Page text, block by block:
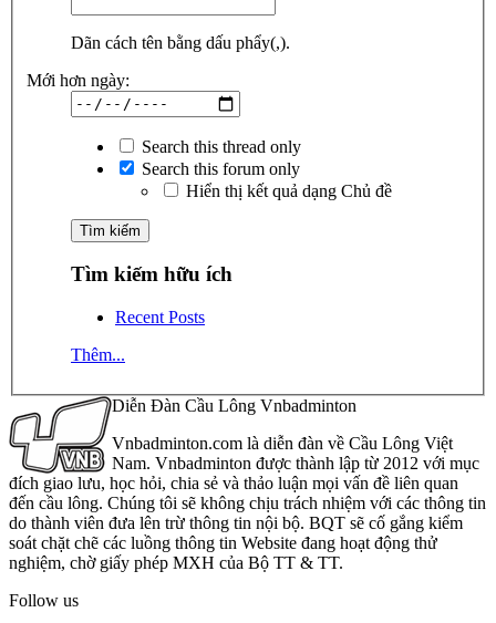
Dãn cách tên bằng dấu phẩy(,).
Mới hơn ngày:
Search this thread only
Search this forum only
Hiển thị kết quả dạng Chủ đề
Tìm kiếm hữu ích
Recent Posts
Thêm...
Diễn Đàn Cầu Lông Vnbadminton
Vnbadminton.com là diễn đàn về Cầu Lông Việt
Nam. Vnbadminton được thành lập từ 2012 với mục
đích giao lưu, học hỏi, chia sẻ và thảo luận mọi vấn đề liên quan
đến cầu lông. Chúng tôi sẽ không chịu trách nhiệm với các thông tin
do thành viên đưa lên trừ thông tin nội bộ. BQT sẽ cố gắng kiểm
soát chặt chẽ các luồng thông tin Website đang hoạt động thử
nghiệm, chờ giấy phép MXH của Bộ TT & TT.
Follow us